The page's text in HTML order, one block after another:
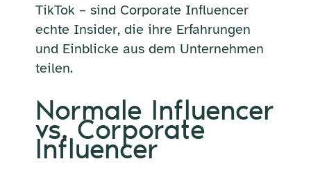
TikTok – sind Corporate Influencer
echte Insider, die ihre Erfahrungen
und Einblicke aus dem Unternehmen
teilen.
Normale Influencer
vs. Corporate
Influencer